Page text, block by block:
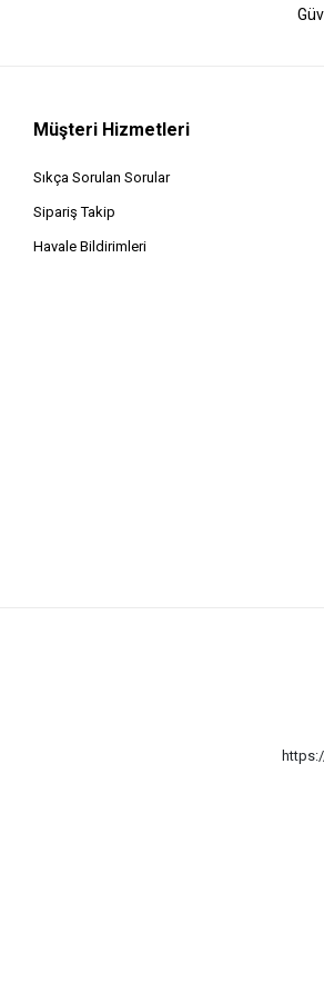
Müşteri Hizmetleri
Sıkça Sorulan Sorular
Sipariş Takip
Havale Bildirimleri